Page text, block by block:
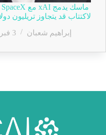
لاكتتاب قد يتجاوز تريليون
إبراهيم شعبان
3 فبراير, 2026